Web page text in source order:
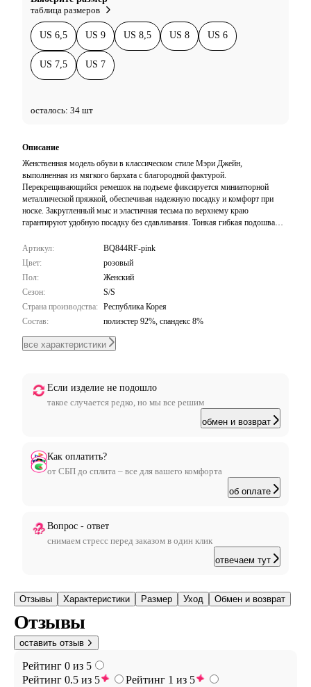
таблица размеров
US 6,5 US 9 US 8,5 US 8 US 6
US 7,5 US 7
осталось: 34 шт
Описание
Женственная модель обуви в классическом стиле Мэри Джейн,
выполненная из мягкого бархата с благородной фактурой.
Перекрещивающийся ремешок на подъеме фиксируется миниатюрной
металлической пряжкой, обеспечивая надежную посадку и комфорт при
носке. Закругленный мыс и эластичная тесьма по верхнему краю
гарантируют удобную посадку без сдавливания. Тонкая гибкая подошва
части расположена фирменная бирка с логотипом бренда. Универсальная
обувь на плоском ходу, которая станет изящным дополнением как
повседневных, так и более нарядных образов в сочетании с платьями,
юбками или укороченными брюками.
Артикул:
BQ844RF-pink
Цвет:
розовый
Пол:
Женский
Сезон:
S/S
Страна производства: Республика Корея
Состав:
полиэстер 92%, спандекс 8%
все характеристики
Если изделие не подошло
такое случается редко, но мы все решим
обмен и возврат
Как оплатить?
от СБП до сплита – все для вашего комфорта
об оплате
Вопрос - ответ
снимаем стресс перед заказом в один клик
отвечаем тут
Отзывы Характеристики Размер Уход Обмен и возврат
Отзывы
оставить отзыв
Рейтинг 0 из 5
Рейтинг 0.5 из 5
Рейтинг 1 из 5